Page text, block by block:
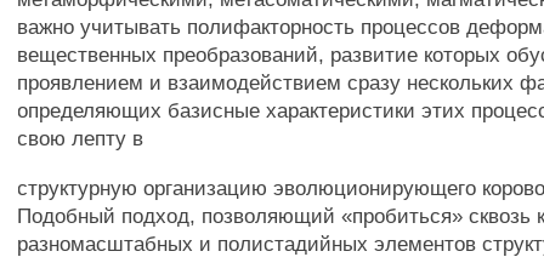
важно учитывать полифакторность процессов
вещественных преобразований, развитие которых
проявлением и взаимодействием сразу нескольких
определяющих базисные характеристики этих
свою лепту в
структурную организацию эволюционирующего
Подобный подход, позволяющий «пробиться» сквозь
разномасштабных и полистадийных элементов